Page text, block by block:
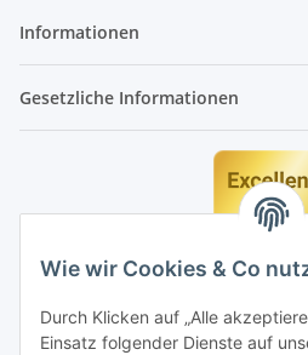
Wie wir Cookies & Co
Durch Klicken auf „Alle
Einsatz folgender Dienste auf
Informationen
Gesetzliche Informationen